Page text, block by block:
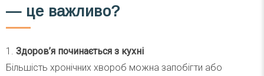
— це важливо?
1. Здоров’я починається з кухні
Більшість хронічних хвороб можна запобігти або